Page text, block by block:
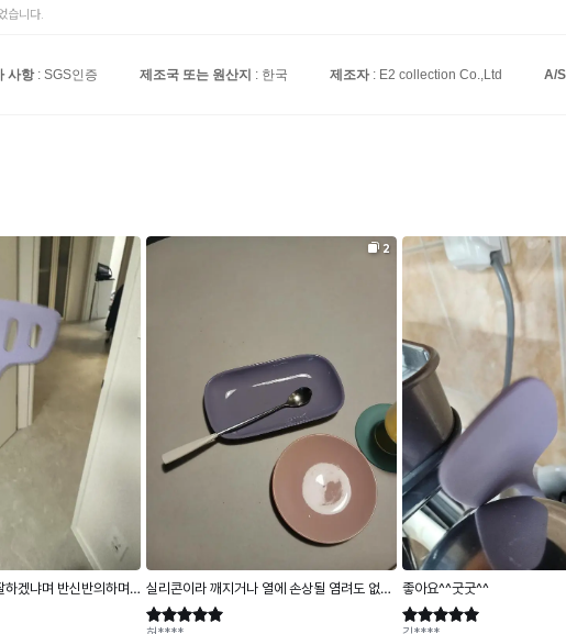
습니다.
사항: SGS인증 제조국 또는 원산지 : 한국 제조자: E2 collection Co.,Ltd A/